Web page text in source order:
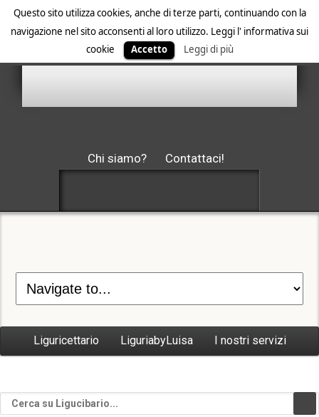
Questo sito utilizza cookies, anche di terze parti, continuando con la
navigazione nel sito acconsenti al loro utilizzo. Leggi l' informativa sui
cookie
Accetto Leggi di più
Chi siamo? Contattaci!
Liguricettario LiguriabyLuisa I nostri servizi